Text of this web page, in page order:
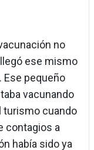
no
ese mismo
Ese pequeño
vacunando
turismo cuando
contagios a
había sido ya